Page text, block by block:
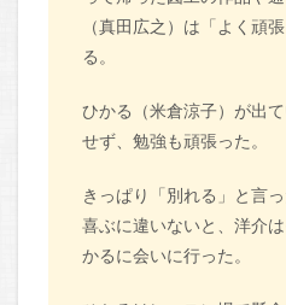
（真田広之）は「よく頑
る。
ひかる（米倉涼子）が出
せず、勉強も頑張った。
きっぱり「別れる」と言
喜ぶに違いないと、洋介
かるに会いに行った。